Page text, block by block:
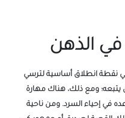
في الذهن
نقطة انطلاق أساسية لترسي
ومع ذلك، هناك مهارة
في إحياء السرد. ومن ناحية